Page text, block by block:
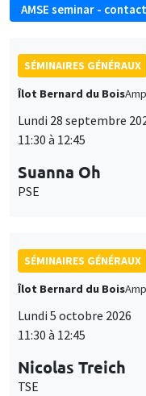
AMSE seminar -
SÉMINAIRES GÉNÉRAUX
Îlot Bernard du Bois
Lundi 28 septembre
11:30 à 12:45
Suanna Oh
PSE
SÉMINAIRES GÉNÉRAUX
Îlot Bernard du Bois
Lundi 5 octobre 2026
11:30 à 12:45
Nicolas Treich
TSE